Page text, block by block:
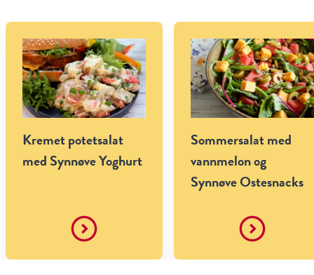
Kremet potetsalat
med Synnøve Yoghurt
Sommersalat med
vannmelon og
Synnøve Ostesnacks